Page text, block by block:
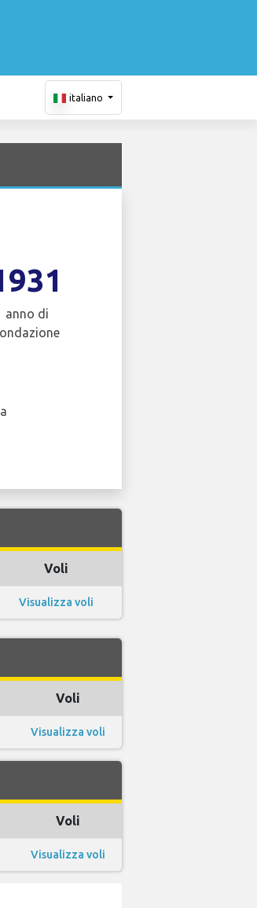
italiano
anno di
Voli
Visualizza voli
Voli
Visualizza voli
Voli
Visualizza voli